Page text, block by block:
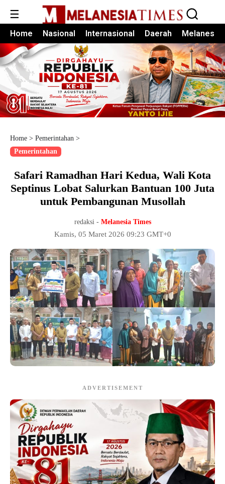
☰
Home Nasional Internasional Daerah Melanesia
Home > Pemerintahan >
Pemerintahan
Safari Ramadhan Hari Kedua, Wali Kota
Septinus Lobat Salurkan Bantuan 100 Juta
untuk Pembangunan Musollah
redaksi - Melanesia Times
Kamis, 05 Maret 2026 09:23 GMT+0
ADVERTISEMENT